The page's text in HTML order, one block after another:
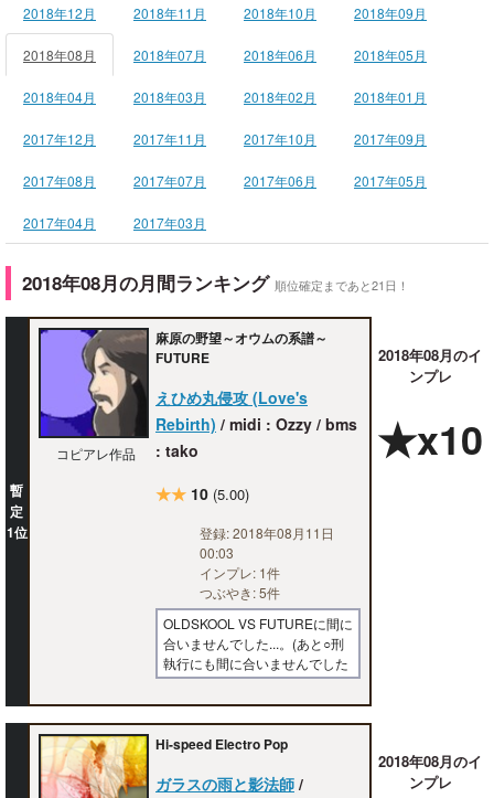
2018年12月 2018年11月 2018年10月 2018年09月
2018年08月 2018年07月 2018年06月 2018年05月
2018年04月 2018年03月 2018年02月 2018年01月
2017年12月 2017年11月 2017年10月 2017年09月
2017年08月 2017年07月 2017年06月 2017年05月
2017年04月 2017年03月
2018年08月の月間ランキング 順位確定まであと21日！
暫
定
1位
コピアレ作品
麻原の野望～オウムの系譜～
FUTURE
えひめ丸侵攻 (Love's
Rebirth) / midi : Ozzy / bms
: tako
★★ 10 (5.00)
登録: 2018年08月11日
00:03
インプレ: 1件
つぶやき: 5件
OLDSKOOL VS FUTUREに間に
合いませんでした...。(あと○刑
執行にも間に合いませんでした
2018年08月のイ
ンプレ
★x10
Hi-speed Electro Pop
ガラスの雨と影法師 /
2018年08月のイ
ンプレ